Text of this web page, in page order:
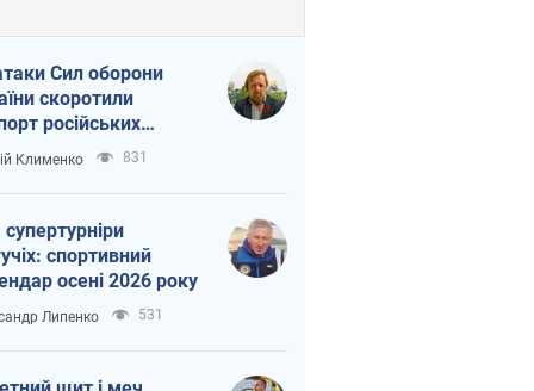
Сил оборони
скоротили
російських
Клименко 831
спортивний
осені 2026 року
Липенко 531